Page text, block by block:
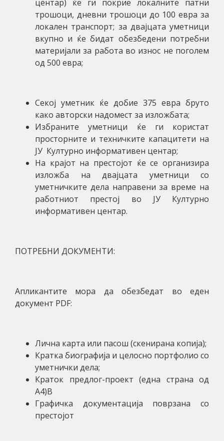
центар) ќе ги покрие локалните патни
трошоци, дневни трошоци до 100 евра за
локален транспорт; за двајцата уметници
вкупно и ќе бидат обезбедени потребни
материјали за работа во износ не поголем
од 500 евра;
Секој уметник ќе добие 375 евра бруто
како авторски надомест за изложбата;
Избраните уметници ќе ги користат
просторните и техничките капацитети на
ЈУ Културно информативен центар;
На крајот на престојот ќе се организира
изложба на двајцата уметници со
уметничките дела направени за време на
работниот престој во ЈУ Културно
информативен центар.
ПОТРЕБНИ ДОКУМЕНТИ:
Апликантите мора да обезбедат во еден
документ PDF:
Лична карта или пасош (скенирана копија);
Кратка биографија и целосно портфолио со
уметнички дела;
Краток предлог-проект (една страна од
А4)В
Графичка документација поврзана со
престојот